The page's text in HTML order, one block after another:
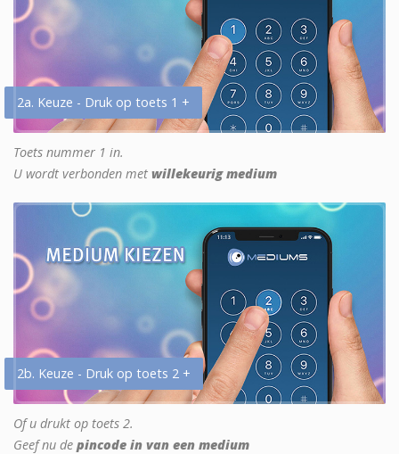
2a. Keuze - Druk op toets 1 +
Toets nummer 1 in.
U wordt verbonden met willekeurig medium
2b. Keuze - Druk op toets 2 +
Of u drukt op toets 2.
Geef nu de pincode in van een medium